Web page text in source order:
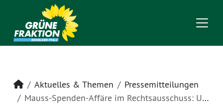
Startseite
Aktuelles & Themen
Pressemitteilungen
Mauss-Spenden-Affäre im Rechtsausschuss: Umfangreiche Ermittlungen früher als bislang bekannt – CDU schweigt